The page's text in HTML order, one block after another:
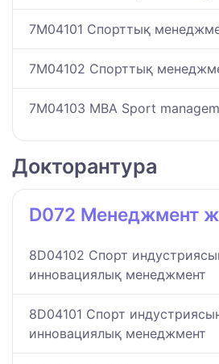
7M04101 Спорттық
7M04102 Спорттық
7M04103 MBA Sport
Докторантура
D072 Менеджмент
8D04102 Спорт
инновациялық менеджмент
8D04101 Спорт
инновациялық менеджмент